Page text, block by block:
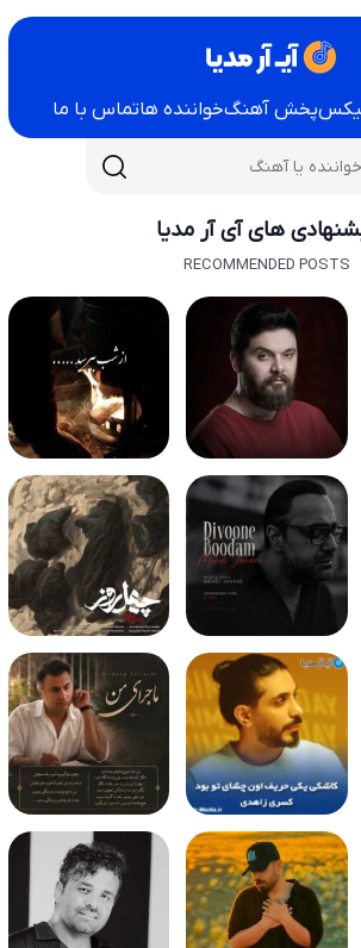
پخش آهنگخواننده هاتماس با ما
های آی آر مدیا
RECOMMENDED POSTS